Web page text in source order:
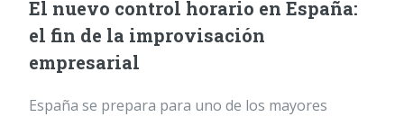
El nuevo control horario en España:
el fin de la improvisación
empresarial
España se prepara para uno de los mayores